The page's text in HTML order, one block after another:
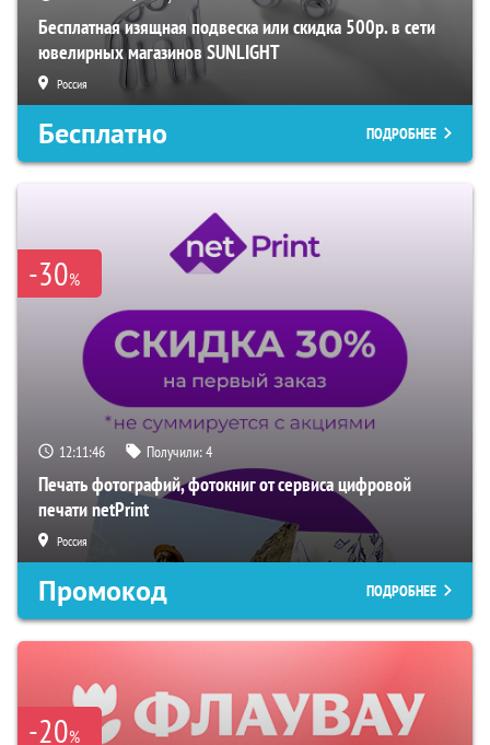
Бесплатная изящная подвеска или скидка 500р. в сети
ювелирных магазинов SUNLIGHT
Россия
Бесплатно ПОДРОБНЕЕ
-30%
12:11:45 Получили:4
Печать фотографий, фотокниг от сервиса цифровой
печати netPrint
Россия
Промокод ПОДРОБНЕЕ
-20%